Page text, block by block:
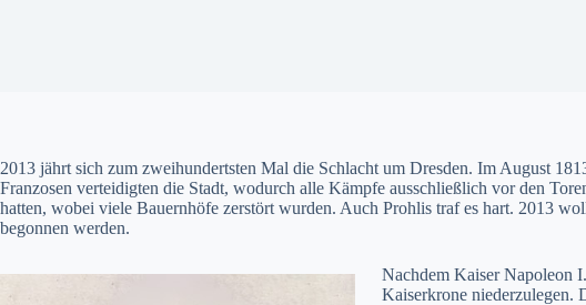
2013 jährt sich zum zweihundertsten Mal die Schlacht um Dresden. Im August
Franzosen verteidigten die Stadt, wodurch alle Kämpfe ausschließlich vor den
hatten, wobei viele Bauernhöfe zerstört wurden. Auch Prohlis traf es hart. 2013
begonnen werden.
Nachdem Kaiser Napoleon
Kaiserkrone niederzulegen.